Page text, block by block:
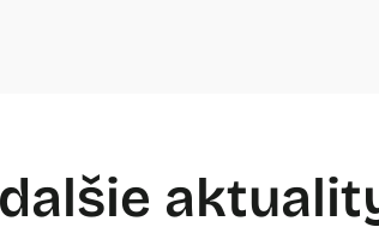
dalšie